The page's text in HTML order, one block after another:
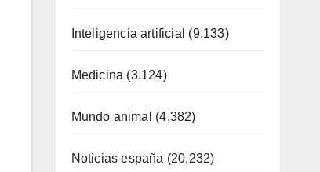
Inteligencia artificial (9,133)
Medicina (3,124)
Mundo animal (4,382)
Noticias españa (20,232)